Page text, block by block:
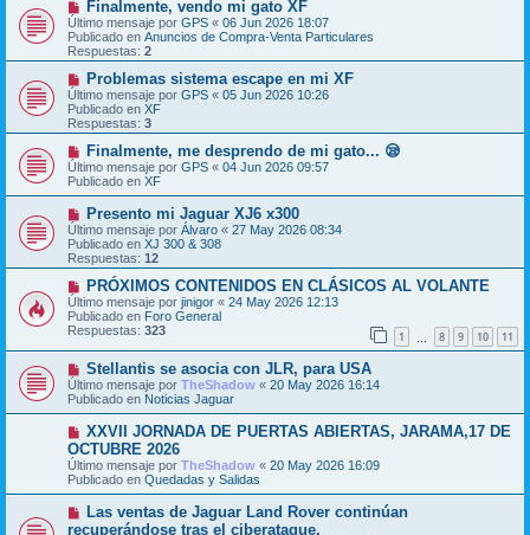
n
s
a
j
N
u
e
v
o
m
e
n
s
a
e
Finalmente, vendo mi gato XF
Último mensaje por GPS « 06 Jun 2026 18:07
Publicado en Anuncios de Compra-Venta Particulares
Respuestas: 2
N
u
e
v
o
m
e
n
s
e
Problemas sistema escape en mi XF
Último mensaje por GPS « 05 Jun 2026 10:26
Publicado en XF
Respuestas: 3
N
u
e
v
o
m
e
n
s
e
Finalmente, me desprendo de mi gato... 😪
Último mensaje por GPS « 04 Jun 2026 09:57
Publicado en XF
N
u
e
v
o
m
e
n
s
a
j
e
Presento mi Jaguar XJ6 x300
Último mensaje por Álvaro « 27 May 2026 08:34
Publicado en XJ 300 & 308
Respuestas: 12
N
u
e
v
o
m
e
n
s
a
e
PRÓXIMOS CONTENIDOS EN CLÁSICOS AL VOLANTE
Último mensaje por jinigor « 24 May 2026 12:13
Publicado en Foro General
Respuestas: 323 1 8 9 10 11
N
u
e
v
o
m
e
n
s
a
e
Stellantis se asocia con JLR, para USA
Último mensaje por TheShadow « 20 May 2026 16:14
Publicado en Noticias Jaguar
N
u
e
v
o
m
n
XXVII JORNADA DE PUERTAS ABIERTAS, JARAMA,17 DE
OCTUBRE 2026
Último mensaje por TheShadow « 20 May 2026 16:09
Publicado en Quedadas y Salidas
NLas ventas de Jaguar Land Rover continúan
recuperándose tras el ciberataque.